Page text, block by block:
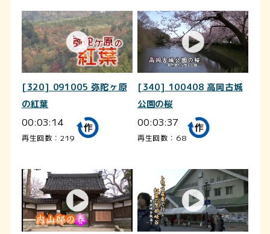
[320] 091005 弥陀ヶ原
の紅葉
00:03:14
再生回数：219
[340] 100408 高岡古城
公園の桜
00:03:37
再生回数：68